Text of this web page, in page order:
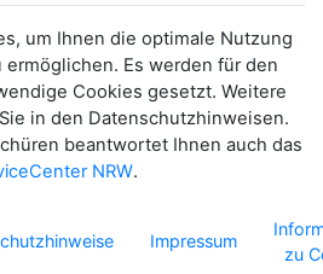
um Ihnen die optimale Nutzung
ermöglichen. Es werden für den
Cookies gesetzt. Weitere
in den Datenschutzhinweisen.
beantwortet Ihnen auch das
NRW.
Impressum
zu